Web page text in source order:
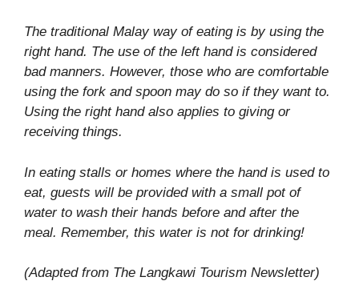
The traditional Malay way of eating is by using the
right hand. The use of the left hand is considered
bad manners. However, those who are comfortable
using the fork and spoon may do so if they want to.
Using the right hand also applies to giving or
receiving things.
In eating stalls or homes where the hand is used to
eat, guests will be provided with a small pot of
water to wash their hands before and after the
meal. Remember, this water is not for drinking!
(Adapted from The Langkawi Tourism Newsletter)